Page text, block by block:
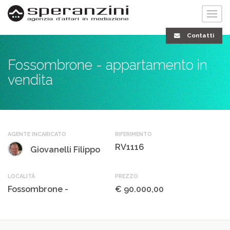
Contatti
Fossombrone - appartamento in
vendita
AGENTE INCARICATO
Giovanelli Filippo
RIFERIMENTO
RV1116
LOCALITÀ
Fossombrone -
PREZZO
€ 90.000,00